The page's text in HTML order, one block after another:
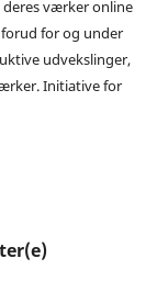
værker online
for og under
udvekslinger,
Initiative for